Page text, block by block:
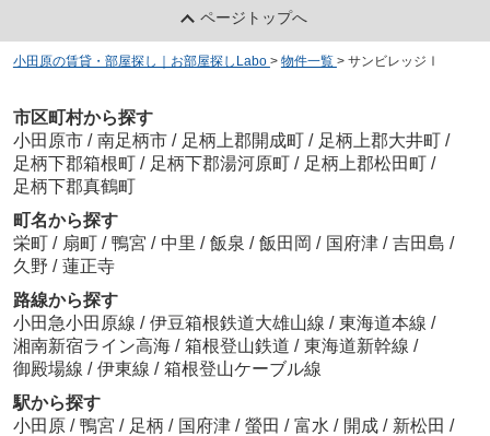
ページトップへ
小田原の賃貸・部屋探し｜お部屋探しLabo > 物件一覧 > サンビレッジⅠ
市区町村から探す
小田原市 / 南足柄市 / 足柄上郡開成町 / 足柄上郡大井町 /
足柄下郡箱根町 / 足柄下郡湯河原町 / 足柄上郡松田町 /
足柄下郡真鶴町
町名から探す
栄町 / 扇町 / 鴨宮 / 中里 / 飯泉 / 飯田岡 / 国府津 / 吉田島 /
久野 / 蓮正寺
路線から探す
小田急小田原線 / 伊豆箱根鉄道大雄山線 / 東海道本線 /
湘南新宿ライン高海 / 箱根登山鉄道 / 東海道新幹線 /
御殿場線 / 伊東線 / 箱根登山ケーブル線
駅から探す
小田原 / 鴨宮 / 足柄 / 国府津 / 螢田 / 富水 / 開成 / 新松田 /